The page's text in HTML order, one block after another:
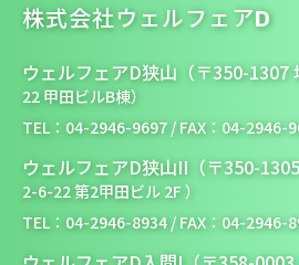
株式会社ウェルフェアD
ウェルフェアD狭山（〒350-1307
22 甲田ビルB棟）
TEL：04-2946-9697 / FAX：04-2946-
ウェルフェアD狭山II（〒350-
2-6-22 第2甲田ビル 2F ）
TEL：04-2946-8934 / FAX：04-2946-